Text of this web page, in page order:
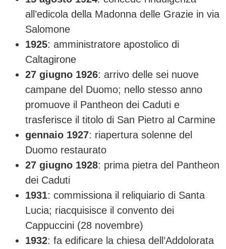
all’edicola della Madonna delle Grazie in via
Salomone
1925: amministratore apostolico di
Caltagirone
27 giugno 1926: arrivo delle sei nuove
campane del Duomo; nello stesso anno
promuove il Pantheon dei Caduti e
trasferisce il titolo di San Pietro al Carmine
gennaio 1927: riapertura solenne del
Duomo restaurato
27 giugno 1928: prima pietra del Pantheon
dei Caduti
1931: commissiona il reliquiario di Santa
Lucia; riacquisisce il convento dei
Cappuccini (28 novembre)
1932: fa edificare la chiesa dell’Addolorata